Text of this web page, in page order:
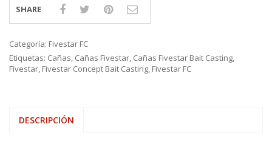
SHARE
Categoría: Fivestar FC
Etiquetas: Cañas, Cañas Fivestar, Cañas Fivestar Bait Casting,
Fivestar, Fivestar Concept Bait Casting, Fivestar FC
DESCRIPCIÓN